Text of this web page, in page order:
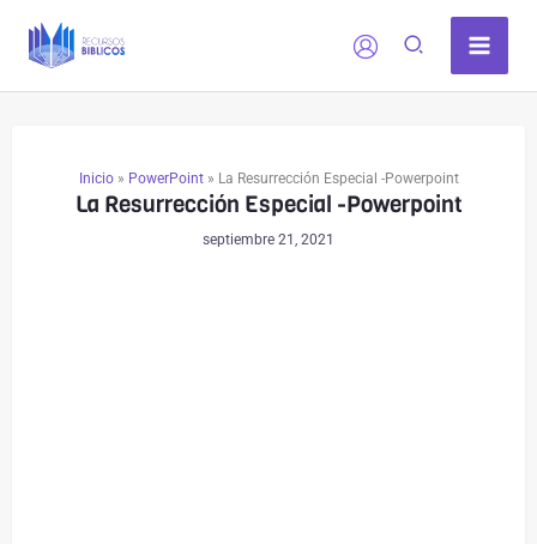
Inicio» PowerPoint» La Resurrección Especial -Powerpoint
La Resurrección Especial -Powerpoint
septiembre 21, 2021